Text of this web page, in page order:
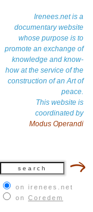
Irenees.net is a
documentary website
whose purpose is to
promote an exchange of
knowledge and know-
how at the service of the
construction of an Art of
peace.
This website is
coordinated by
Modus Operandi
on irenees.net
on Coredem